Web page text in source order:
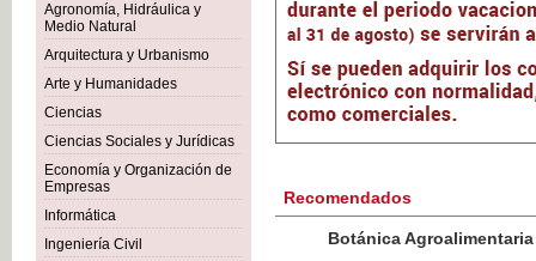
Agronomía, Hidráulica y
Medio Natural
Arquitectura y Urbanismo
Arte y Humanidades
Ciencias
Ciencias Sociales y Jurídicas
Economía y Organización de
Empresas
Informática
Ingeniería Civil
Recomendados
Botánica Agroalimentaria